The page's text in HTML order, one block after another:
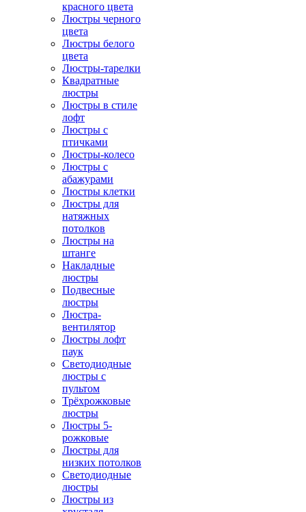
красного цвета
Люстры черного
цвета
Люстры белого
цвета
Люстры-тарелки
Квадратные
люстры
Люстры в стиле
лофт
Люстры с
птичками
Люстры-колесо
Люстры с
абажурами
Люстры клетки
Люстры для
натяжных
потолков
Люстры на
штанге
Накладные
люстры
Подвесные
люстры
Люстра-
вентилятор
Люстры лофт
паук
Светодиодные
люстры с
пультом
Трёхрожковые
люстры
Люстры 5-
рожковые
Люстры для
низких потолков
Cветодиодные
люстры
Люстры из